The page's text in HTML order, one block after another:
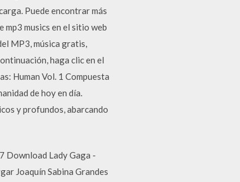
Puede encontrar más
mp3 musics en el sitio web
MP3, música gratis,
haga clic en el
Human Vol. 1 Compuesta
de hoy en día.
y profundos, abarcando
Download Lady Gaga -
Joaquín Sabina Grandes